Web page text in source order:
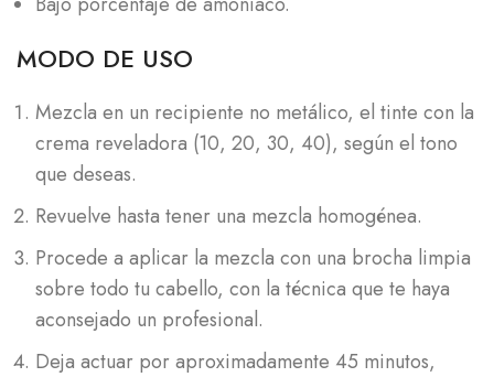
MODO DE USO
Mezcla en un recipiente no metálico, el tinte con la
crema reveladora (10, 20, 30, 40), según el tono
que deseas.
Revuelve hasta tener una mezcla homogénea.
Procede a aplicar la mezcla con una brocha limpia
sobre todo tu cabello, con la técnica que te haya
aconsejado un profesional.
Deja actuar por aproximadamente 45 minutos,